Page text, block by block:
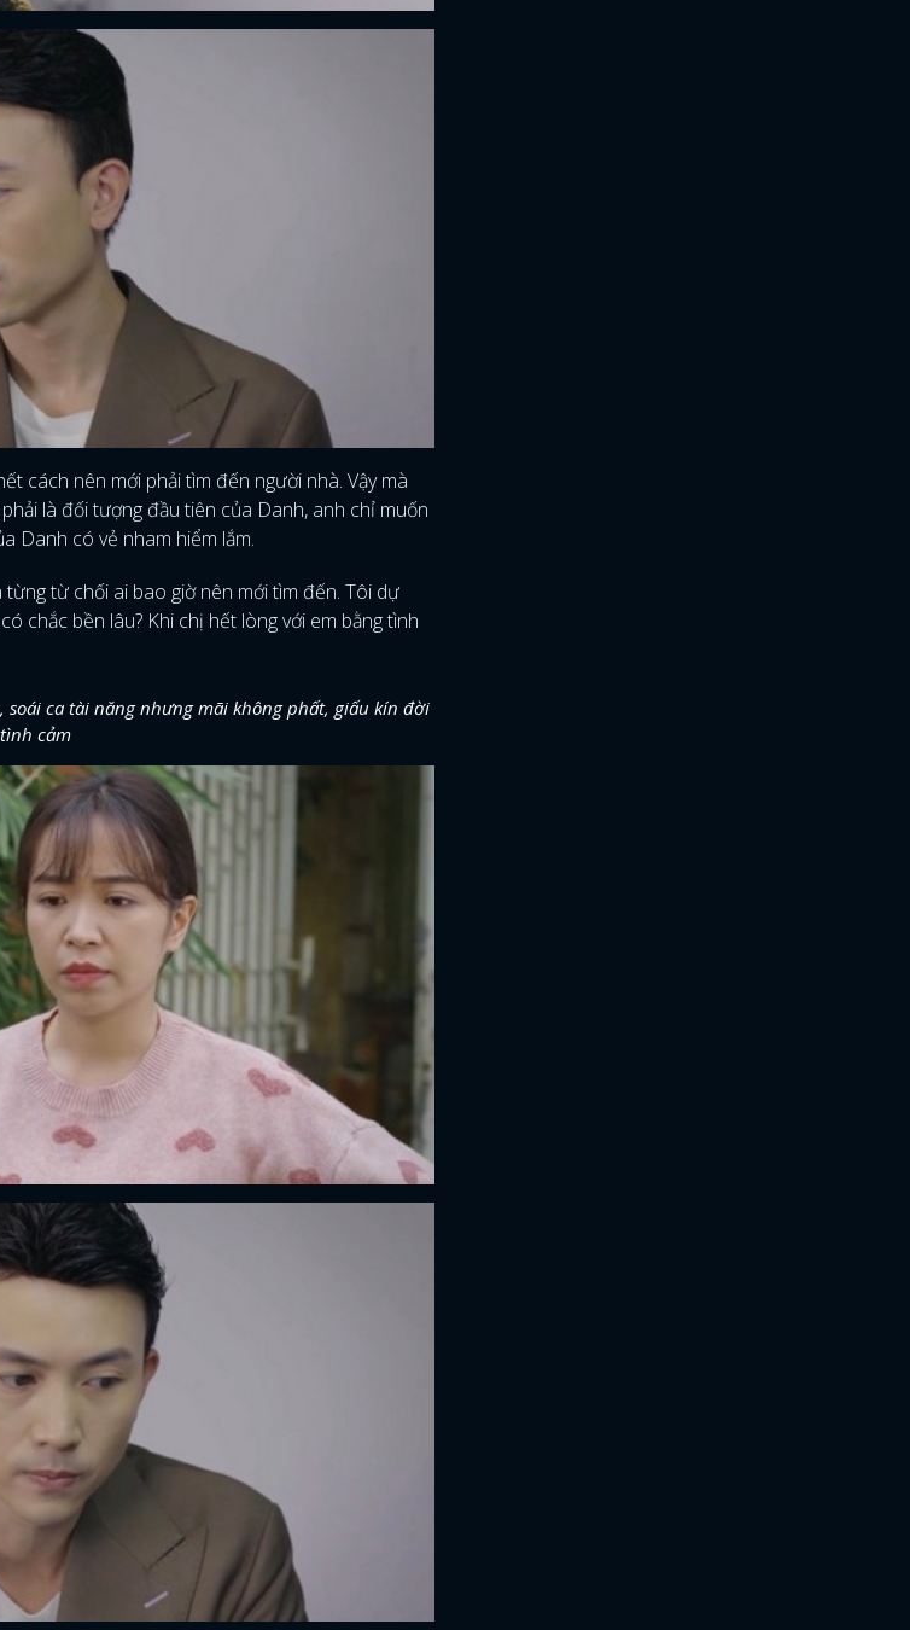
cách nên mới phải tìm đến người nhà. Vậy mà
là đối tượng đầu tiên của Danh, anh chỉ muốn
Danh có vẻ nham hiểm lắm.
từ chối ai bao giờ nên mới tìm đến. Tôi dự
chắc bền lâu? Khi chị hết lòng với em bằng tình
soái ca tài năng nhưng mãi không phất, giấu kín đời
cảm